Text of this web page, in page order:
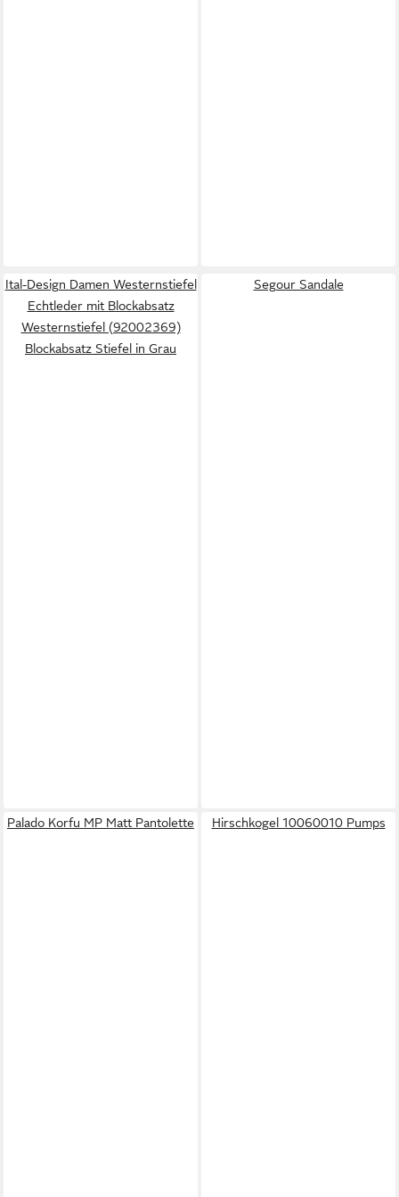
Ital-Design Damen Westernstiefel
Echtleder mit Blockabsatz
Westernstiefel (92002369)
Blockabsatz Stiefel in Grau
Segour Sandale
Palado Korfu MP Matt Pantolette Hirschkogel 10060010 Pumps